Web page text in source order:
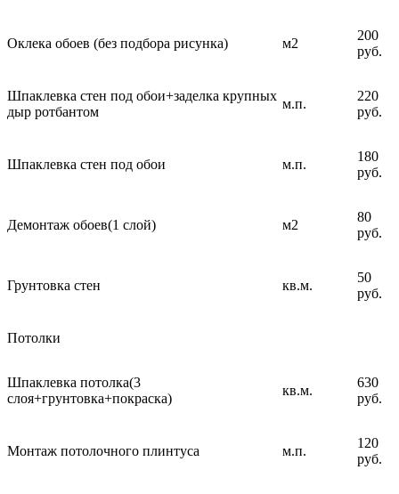
Оклека обоев (без подбора рисунка) м2
200
руб.
Шпаклевка стен под обои+заделка крупных
дыр ротбантом
м.п.
220
руб.
Шпаклевка стен под обои м.п.
180
руб.
Демонтаж обоев(1 слой) м2
80
руб.
Грунтовка стен кв.м.
50
руб.
Потолки
Шпаклевка потолка(3
слоя+грунтовка+покраска)
кв.м.
630
руб.
Монтаж потолочного плинтуса м.п.
120
руб.